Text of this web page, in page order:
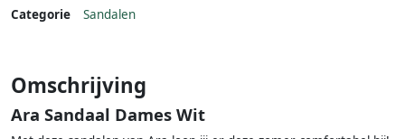
Categorie Sandalen
Omschrijving
Ara Sandaal Dames Wit